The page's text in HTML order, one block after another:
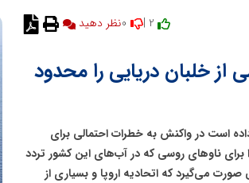
نظر دهید
از خلبان دریایی را محدود
است در واکنش به خطرات احتمالی برای
ناوهای روسی که در آب‌های این کشور تردد
می‌گیرد که اتحادیه اروپا و بسیاری از